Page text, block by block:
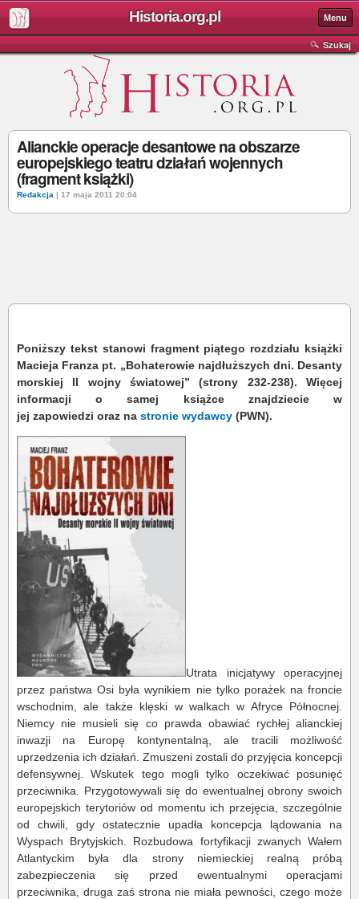
Historia.org.pl Menu
Szukaj
Alianckie operacje desantowe na obszarze
europejskiego teatru działań wojennych
(fragment książki)
Redakcja | 17 maja 2011 20:04
Poniższy tekst stanowi fragment piątego rozdziału książki
Macieja Franza pt. „Bohaterowie najdłuższych dni. Desanty
morskiej II wojny światowej” (strony 232-238). Więcej
informacji o samej książce znajdziecie w
jej zapowiedzi oraz na stronie wydawcy (PWN).
Utrata inicjatywy operacyjnej
przez państwa Osi była wynikiem nie tylko porażek na froncie
wschodnim, ale także klęski w walkach w Afryce Północnej.
Niemcy nie musieli się co prawda obawiać rychłej alianckiej
inwazji na Europę kontynentalną, ale tracili możliwość
uprzedzenia ich działań. Zmuszeni zostali do przyjęcia koncepcji
defensywnej. Wskutek tego mogli tylko oczekiwać posunięć
przeciwnika. Przygotowywali się do ewentualnej obrony swoich
europejskich terytoriów od momentu ich przejęcia, szczególnie
od chwili, gdy ostatecznie upadła koncepcja lądowania na
Wyspach Brytyjskich. Rozbudowa fortyfikacji zwanych Wałem
Atlantyckim była dla strony niemieckiej realną próbą
zabezpieczenia się przed ewentualnymi operacjami
przeciwnika, druga zaś strona nie miała pewności, czego może